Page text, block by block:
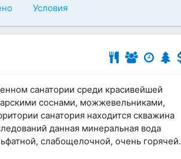
Условия
санатории среди красивейшей
соснами, можжевельниками,
санатория находится скважина
данная минеральная вода
слабощелочной, очень горячей.